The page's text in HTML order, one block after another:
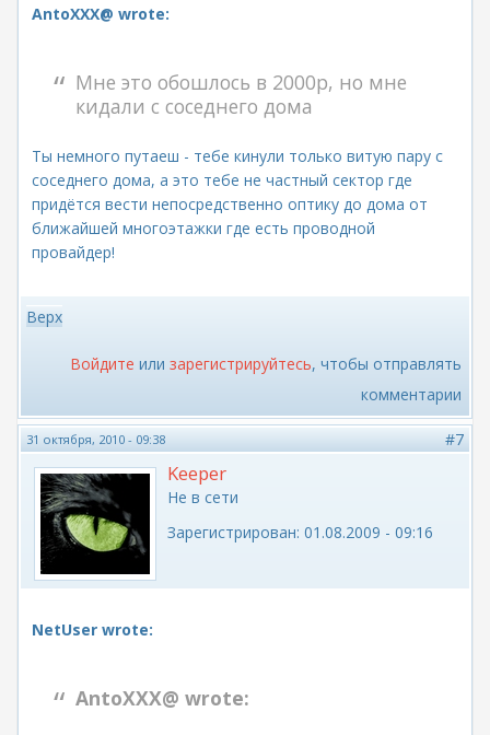
AntoXXX@ wrote:
Мне это обошлось в 2000р, но мне
кидали с соседнего дома
Ты немного путаеш - тебе кинули только витую пару с
соседнего дома, а это тебе не частный сектор где
придётся вести непосредственно оптику до дома от
ближайшей многоэтажки где есть проводной
провайдер!
Верх
Войдите или зарегистрируйтесь, чтобы отправлять
комментарии
31 октября, 2010 - 09:38 #7
Keeper
Не в сети
Зарегистрирован: 01.08.2009 - 09:16
NetUser wrote:
AntoXXX@ wrote: